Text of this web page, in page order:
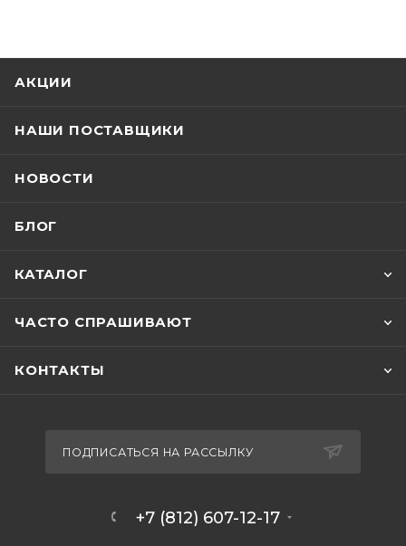
АКЦИИ
НАШИ ПОСТАВЩИКИ
НОВОСТИ
БЛОГ
КАТАЛОГ
ЧАСТО СПРАШИВАЮТ
КОНТАКТЫ
ПОДПИСАТЬСЯ НА РАССЫЛКУ
+7 (812) 607-12-17